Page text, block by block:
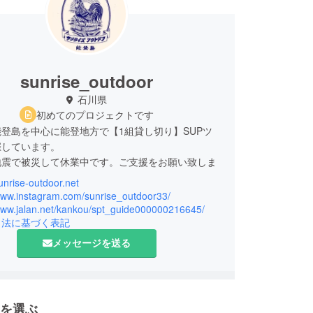
sunrise_outdoor
石川県
初めてのプロジェクトです
島を中心に能登地方で【1組貸し切り】SUPツ
ています。
で被災して休業中です。ご支援をお願い致しま
outdoor.net
sunrise_outdoor33/
kankou/spt_guide000000216645/
に基づく表記
メッセージを送る
選ぶ